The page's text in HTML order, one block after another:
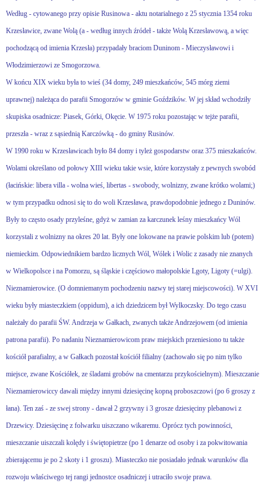
Według - cytowanego przy opisie Rusinowa - aktu notarialnego z 25 stycznia 1354 roku
Krzesławice, zwane Wolą (a - według in­nych źródeł - także Wolą Krzesławową, a więc
pochodzącą od imienia Krzesła) przypadały braciom Duninom - Mieczysławowi i
Włodzimierzowi ze Smogorzowa.
W końcu XIX wieku była to wieś (34 domy, 249 mieszkańców, 545 mórg ziemi
uprawnej) należąca do parafii Smogorzów w gminie Goździków. W jej skład wchodziły
skupiska osadnicze: Piasek, Górki, Okęcie. W 1975 roku pozostając w tejże parafii,
przeszła - wraz z sąsiednią Karczówką - do gminy Rusinów.
W 1990 roku w Krzesławicach było 84 domy i tyleż gospodarstw oraz 375 mieszkańców.
Wolami określano od połowy XIII wieku takie wsie, które korzystały z pewnych swobód
(łacińskie: libera villa - wolna wieś, libertas - swobody, wolnizny, zwane krótko wolami;)
w tym przypadku odnosi się to do woli Krzesława, prawdopodobnie jednego z Duninów.
Były to często osady przyleśne, gdyż w zamian za karczunek leśny mieszkańcy Wól
korzystali z wolnizny na okres 20 lat. Były one lokowane na prawie polskim lub (potem)
niemieckim. Odpowiednikiem bardzo licznych Wól, Wólek i Wolic z zasady nie znanych
w Wielkopolsce i na Pomorzu, są śląskie i częściowo małopolskie Lgoty, Ligoty (=ulgi).
Nieznamierowice. (O domniemanym pochodzeniu nazwy tej starej miejscowości). W XVI
wieku były miasteczkiem (oppidum), a ich dziedzicem był Wylkoczsky. Do tego czasu
należały do parafii ŚW. Andrzeja w Gałkach, zwanych także Andrzejowem (od imienia
patrona parafii). Po nadaniu Nieznamierowicom praw miejskich przeniesiono tu także
kościół parafialny, a w Gałkach pozostał kościół filialny (zachowało się po nim tylko
miejsce, zwane Kościółek, ze śladami grobów na cmentarzu przykościelnym). Mieszczanie
Nieznamierowiccy dawali między innymi dziesięcinę kopną proboszczowi (po 6 groszy z
łana). Ten zaś - ze swej strony - dawał 2 grzywny i 3 grosze dziesięciny plebanowi z
Drzewicy. Dziesięcinę z folwarku uiszczano wikaremu. Oprócz tych powinności,
mieszczanie uiszczali kolędy i świętopietrze (po 1 denarze od osoby i za pokwitowania
zbierającemu je po 2 skoty i 1 groszu). Miasteczko nie posiadało jednak warunków dla
rozwoju właściwego tej rangi jednostce osadniczej i utraciło swoje prawa.